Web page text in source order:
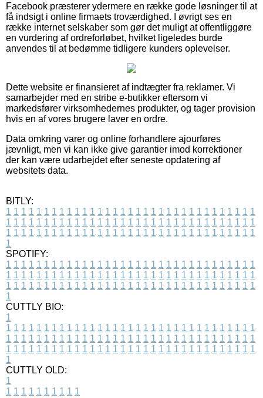
Facebook præsterer ydermere en række gode løsninger til at
få indsigt i online firmaets troværdighed. I øvrigt ses en
række internet selskaber som gør det muligt at offentliggøre
en vurdering af ordreforløbet, hvilket ligeledes burde
anvendes til at bedømme tidligere kunders oplevelser.
Dette website er finansieret af indtægter fra reklamer. Vi
samarbejder med en stribe e-butikker eftersom vi
markedsfører virksomhedernes produkter, og tager provision
hvis en af vores brugere laver en ordre.
Data omkring varer og online forhandlere ajourføres
jævnligt, men vi kan ikke give garantier imod korrektioner
der kan være udarbejdet efter seneste opdatering af
websitets data.
BITLY:
1 1 1 1 1 1 1 1 1 1 1 1 1 1 1 1 1 1 1 1 1 1 1 1 1 1 1 1 1 1 1 1 1
1 1 1 1 1 1 1 1 1 1 1 1 1 1 1 1 1 1 1 1 1 1 1 1 1 1 1 1 1 1 1 1 1
1 1 1 1 1 1 1 1 1 1 1 1 1 1 1 1 1 1 1 1 1 1 1 1 1 1 1 1 1 1 1 1 1
1
SPOTIFY:
1 1 1 1 1 1 1 1 1 1 1 1 1 1 1 1 1 1 1 1 1 1 1 1 1 1 1 1 1 1 1 1 1
1 1 1 1 1 1 1 1 1 1 1 1 1 1 1 1 1 1 1 1 1 1 1 1 1 1 1 1 1 1 1 1 1
1 1 1 1 1 1 1 1 1 1 1 1 1 1 1 1 1 1 1 1 1 1 1 1 1 1 1 1 1 1 1 1 1
1
CUTTLY BIO:
1
1 1 1 1 1 1 1 1 1 1 1 1 1 1 1 1 1 1 1 1 1 1 1 1 1 1 1 1 1 1 1 1 1
1 1 1 1 1 1 1 1 1 1 1 1 1 1 1 1 1 1 1 1 1 1 1 1 1 1 1 1 1 1 1 1 1
1 1 1 1 1 1 1 1 1 1 1 1 1 1 1 1 1 1 1 1 1 1 1 1 1 1 1 1 1 1 1 1 1
1
CUTTLY OLD:
1
1 1 1 1 1 1 1 1 1 1